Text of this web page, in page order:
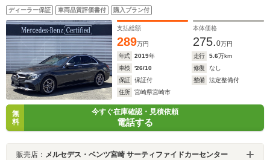
ディーラー保証 車両品質評価書付 購入プラン付
支払総額
289万円
本体価格
275.0万円
年式
2019年 走行 5.6万km
車検
'26/10 修復
なし
保証
保証付 整備
法定整備付
住所
宮崎県宮崎市
無
料
今すぐ在庫確認・見積依頼
電話する
販売店： メルセデス・ベンツ宮崎 サーティファイドカーセンター